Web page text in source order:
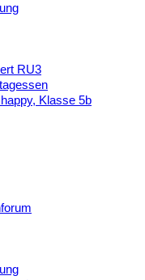
RU3
Klasse 5b